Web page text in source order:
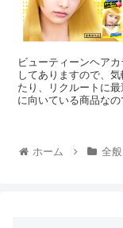
ビューティーンヘア
してありますので、
たり、リクルートに
に向いている商品な
ホーム 全般